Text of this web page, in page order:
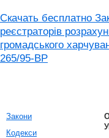
Скачать бесплатно
реєстраторів
громадського
265/95-ВР
Закони
Кодекси